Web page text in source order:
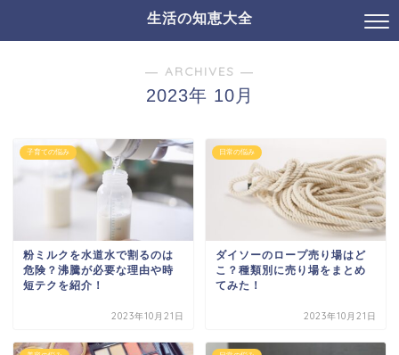
生活の知恵大全
― ARCHIVES ―
2023年 10月
子育ての悩み
粉ミルクを水道水で割るのは
危険？沸騰が必要な理由や時
短テクを紹介！
2023年10月21日
日常の悩み
ダイソーのロープ売り場はど
こ？種類別に売り場をまとめ
てみた！
2023年10月21日